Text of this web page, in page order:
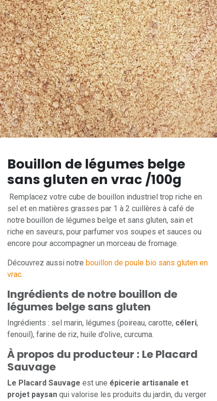
Bouillon de légumes belge
sans gluten en vrac /100g
Remplacez votre cube de bouillon industriel trop riche en
sel et en matières grasses par 1 à 2 cuillères à café de
notre bouillon de légumes belge et sans gluten, sain et
riche en saveurs, pour parfumer vos soupes et sauces ou
encore pour accompagner un morceau de fromage.
Découvrez aussi notre bouillon de poule bio sans gluten en
vrac.
Ingrédients de notre bouillon de
légumes belge sans gluten
Ingrédients : sel marin, légumes (poireau, carotte, céleri,
fenouil), farine de riz, huile d'olive, curcuma.
À propos du producteur : Le Placard
Sauvage
Le Placard Sauvage est une épicerie artisanale et
projet paysan qui valorise les produits du jardin, du verger